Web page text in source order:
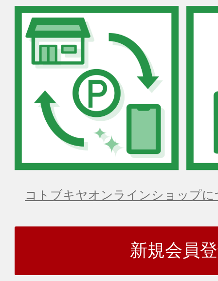
コトブキヤオンラインショップ